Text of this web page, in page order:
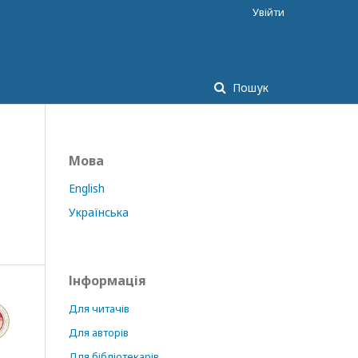
Пошук
Увійти
Мова
English
Українська
Інформація
Для читачів
Для авторів